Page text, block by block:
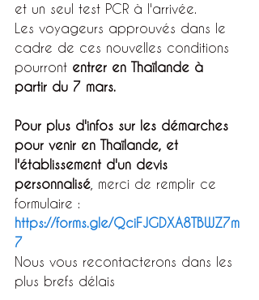
et un seul test PCR à l'arrivée.
Les voyageurs approuvés dans le
cadre de ces nouvelles conditions
pourront entrer en Thaïlande à
partir du 7 mars.
Pour plus d'infos sur les démarches
pour venir en Thaïlande, et
l'établissement d'un devis
personnalisé , merci de remplir ce
formulaire :
https://forms.gle/QciFJGDXA8TBWZ7m
7
Nous vous recontacterons dans les
plus brefs délais